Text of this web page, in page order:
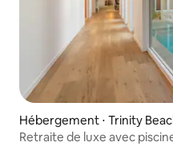
Hébergement ⋅ Trinity
Retraite de luxe avec